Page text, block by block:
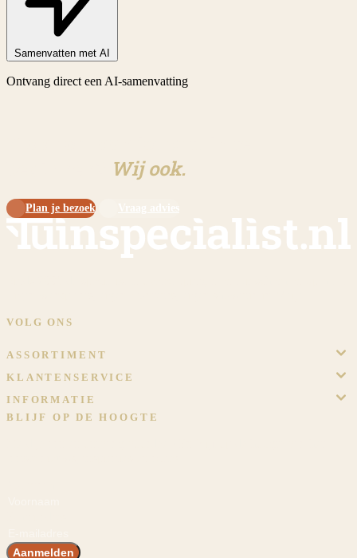
Samenvatten met AI
Ontvang direct een AI-samenvatting
Wij ook.
Plan je bezoek Vraag advies
VOLG ONS
ASSORTIMENT
KLANTENSERVICE
INFORMATIE
BLIJF OP DE HOOGTE
Aanmelden